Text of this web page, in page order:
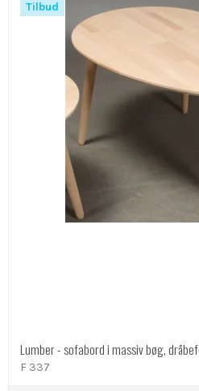
Tilbud
Lumber - sofabord i massiv bøg,
F 337